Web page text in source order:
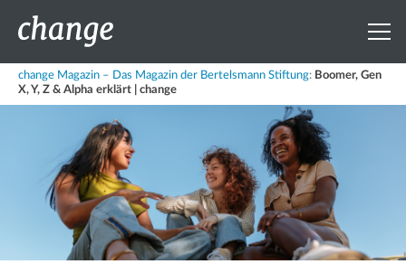
change Magazin – Das Magazin der Bertelsmann Stiftung: Boomer, Gen
X, Y, Z & Alpha erklärt | change